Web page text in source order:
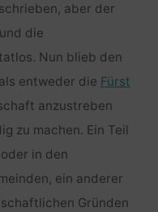
aber der
die
Nun blieb den
entweder die Fürst
anzustreben
zu machen. Ein Teil
in den
ein anderer
Gründen